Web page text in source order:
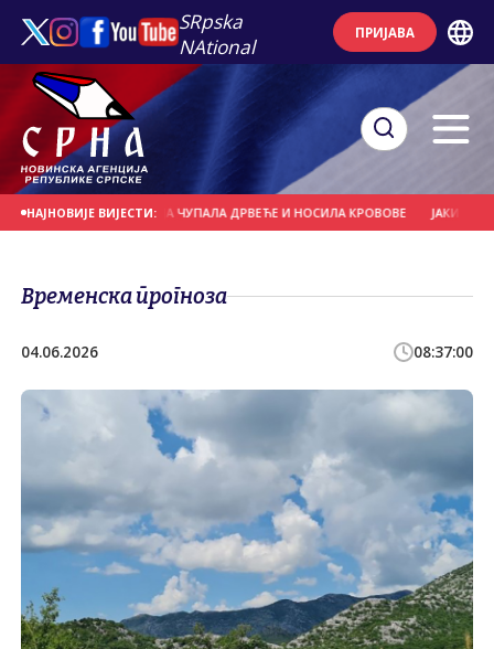
SRpska
NAtional
ПРИЈАВА
НАЈНОВИЈЕ ВИЈЕСТИ:
ДАН ОЛУЈА ЧУПАЛА ДРВЕЋЕ И НОСИЛА КРОВОВЕ ЈАКИ
Временска прогноза
04.06.2026 08:37:00